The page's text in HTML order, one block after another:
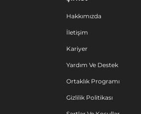
Hakkımızda
İletişim
Kariyer
Yardım Ve Destek
Ortaklık Programı
Gizlilik Politikası